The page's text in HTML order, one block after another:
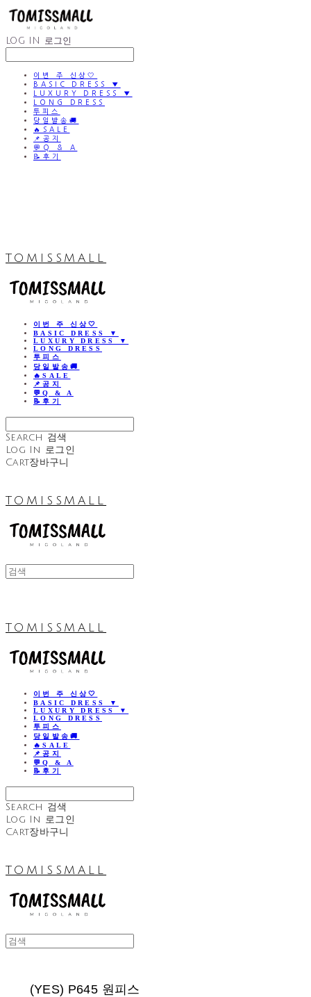
LOG IN 로그인
이번 주 신상🤍
BASIC DRESS ▼
LUXURY DRESS ▼
LONG DRESS
투피스
당일발송🚚
🔥SALE
📌공지
💬Q & A
📝후기
TOMISSMALL
이번 주 신상🤍
BASIC DRESS ▼
LUXURY DRESS ▼
LONG DRESS
투피스
당일발송🚚
🔥SALE
📌공지
💬Q & A
📝후기
Search 검색
Log In 로그인
Cart장바구니
TOMISSMALL
TOMISSMALL
이번 주 신상🤍
BASIC DRESS ▼
LUXURY DRESS ▼
LONG DRESS
투피스
당일발송🚚
🔥SALE
📌공지
💬Q & A
📝후기
Search 검색
Log In 로그인
Cart장바구니
TOMISSMALL
(YES) P645 원피스